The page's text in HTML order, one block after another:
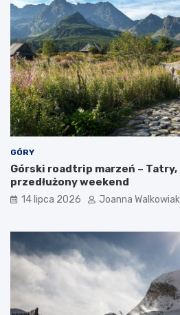
c
j
GÓRY
Górski roadtrip marzeń – Tatry,
przedłużony weekend
14 lipca 2026 Joanna Walkowiak